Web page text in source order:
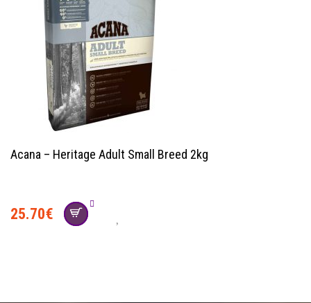
Acana – Heritage Adult Small Breed 2kg
25.70€